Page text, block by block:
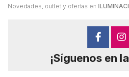
Novedades, outlet y ofertas en
¡Síguenos en